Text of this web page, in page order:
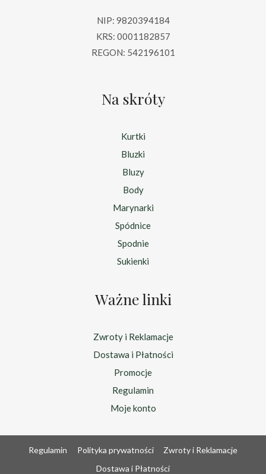
NIP: 9820394184
KRS: 0001182857
REGON: 542196101
Na skróty
Kurtki
Bluzki
Bluzy
Body
Marynarki
Spódnice
Spodnie
Sukienki
Ważne linki
Zwroty i Reklamacje
Dostawa i Płatności
Promocje
Regulamin
Moje konto
Regulamin Polityka prywatności
Zwroty i Reklamacje
Dostawa i Płatności